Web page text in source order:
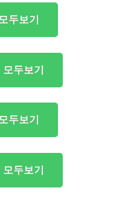
두보기
두보기
두보기
두보기